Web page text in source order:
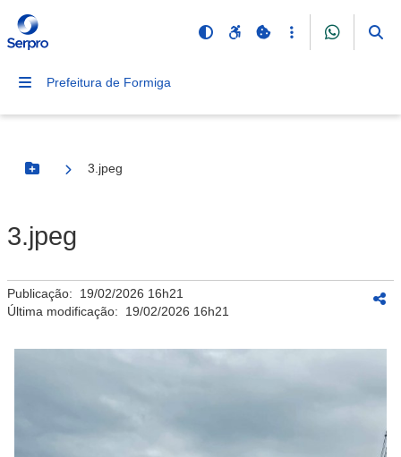
Prefeitura de Formiga
Botão Menu
3.jpeg
3.jpeg
Publicação: 19/02/2026 16h21
Última modificação: 19/02/2026 16h21